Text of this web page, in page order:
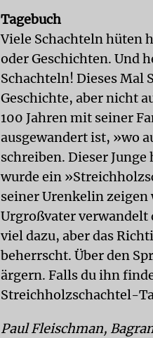
Tagebuch
Viele Schachteln hüten
oder Geschichten. Und
Schachteln! Dieses Mal
Geschichte, aber nicht
100 Jahren mit seiner
ausgewandert ist, »wo
schreiben. Dieser
wurde ein
seiner Urenkelin
Urgroßvater verwandelt
viel dazu, aber das
beherrscht. Über den
ärgern. Falls du ihn
Streichholzschachtel-
Paul Fleischman,